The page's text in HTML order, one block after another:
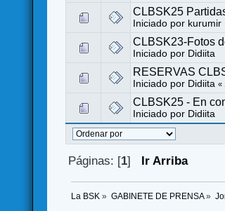
CLBSK25
Iniciado por kurumir
CLBSK23-Fotos
Iniciado por Didiita
RESERVAS
Iniciado por Didiita «
CLBSK25 - En
Iniciado por Didiita
Páginas: [1] Ir Arriba
La BSK » GABINETE DE PRENSA»